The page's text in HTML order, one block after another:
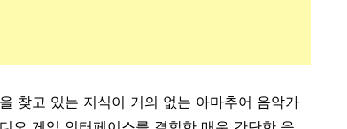
찾고 있는 지식이 거의 없는 아마추어 음악가